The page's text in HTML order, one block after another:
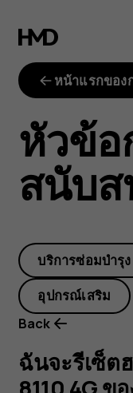
ฉัน
จะ
รีเซ็ต
ฮาร์ด
บน
Nokia
8110
4G
ของ
หน้าแรกของ
หัวข้อ
สนับ
บริการซ่อมบำรุง
อุปกรณ์เสริม
Back
ฉันจะรีเซ็ต